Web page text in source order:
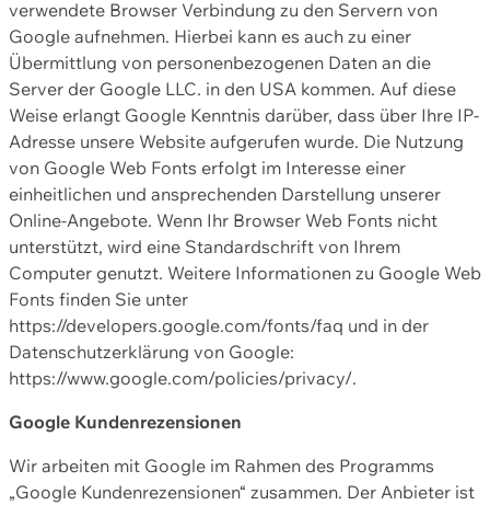
verwendete Browser Verbindung zu den Servern von
Google aufnehmen. Hierbei kann es auch zu einer
Übermittlung von personenbezogenen Daten an die
Server der Google LLC. in den USA kommen. Auf diese
Weise erlangt Google Kenntnis darüber, dass über Ihre IP-
Adresse unsere Website aufgerufen wurde. Die Nutzung
von Google Web Fonts erfolgt im Interesse einer
einheitlichen und ansprechenden Darstellung unserer
Online-Angebote. Wenn Ihr Browser Web Fonts nicht
unterstützt, wird eine Standardschrift von Ihrem
Computer genutzt. Weitere Informationen zu Google Web
Fonts finden Sie unter
https://developers.google.com/fonts/faq und in der
Datenschutzerklärung von Google:
https://www.google.com/policies/privacy/.
Google Kundenrezensionen
Wir arbeiten mit Google im Rahmen des Programms
„Google Kundenrezensionen“ zusammen. Der Anbieter ist